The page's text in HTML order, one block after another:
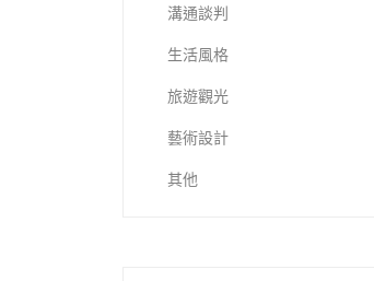
溝通談判
生活風格
旅遊觀光
藝術設計
其他